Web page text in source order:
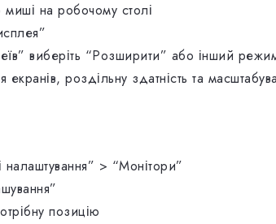
миші на робочому столі
виберіть “Розширити” або інший
роздільну здатність та
> “Монітори”
позицію